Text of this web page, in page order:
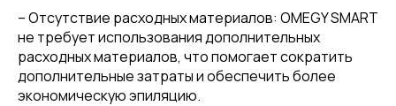
– Отсутствие расходных материалов: OMEGY SMART
не требует использования дополнительных
расходных материалов, что помогает сократить
дополнительные затраты и обеспечить более
экономическую эпиляцию.